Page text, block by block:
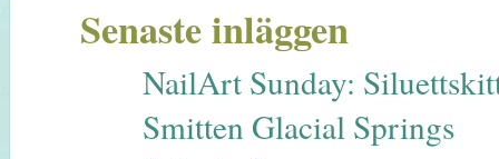
Senaste inläggen
NailArt Sunday:
Smitten Glacial Springs